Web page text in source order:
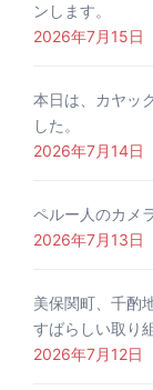
ンします。
2026年7月15日
本日は、カヤッ
した。
2026年7月14日
ペルー人のカメ
2026年7月13日
美保関町、千酌
すばらしい取り
2026年7月12日